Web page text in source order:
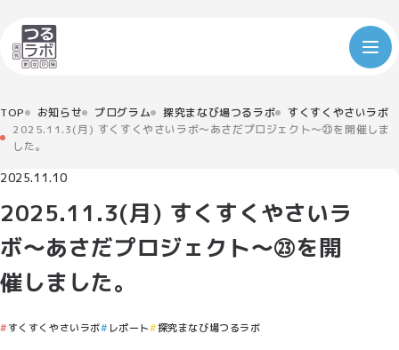
TOP お知らせ プログラム 探究まなび場つるラボ
すくすくやさいラボ
2025.11.3(月) すくすくやさいラボ～あさだプロジェクト～㉓を開催しま
した。
2025.11.10
2025.11.3(月) すくすくやさいラ
ボ～あさだプロジェクト～㉓を開
催しました。
すくすくやさいラボ レポート 探究まなび場つるラボ